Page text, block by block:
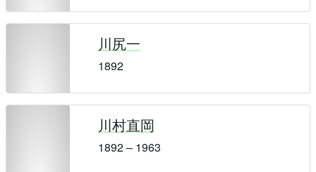
川尻一
1892
川村直岡
1892 – 1963